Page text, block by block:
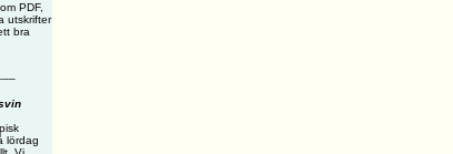
PDF,
utskrifter
bra
lördag